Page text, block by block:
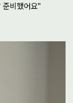
준비했어요"